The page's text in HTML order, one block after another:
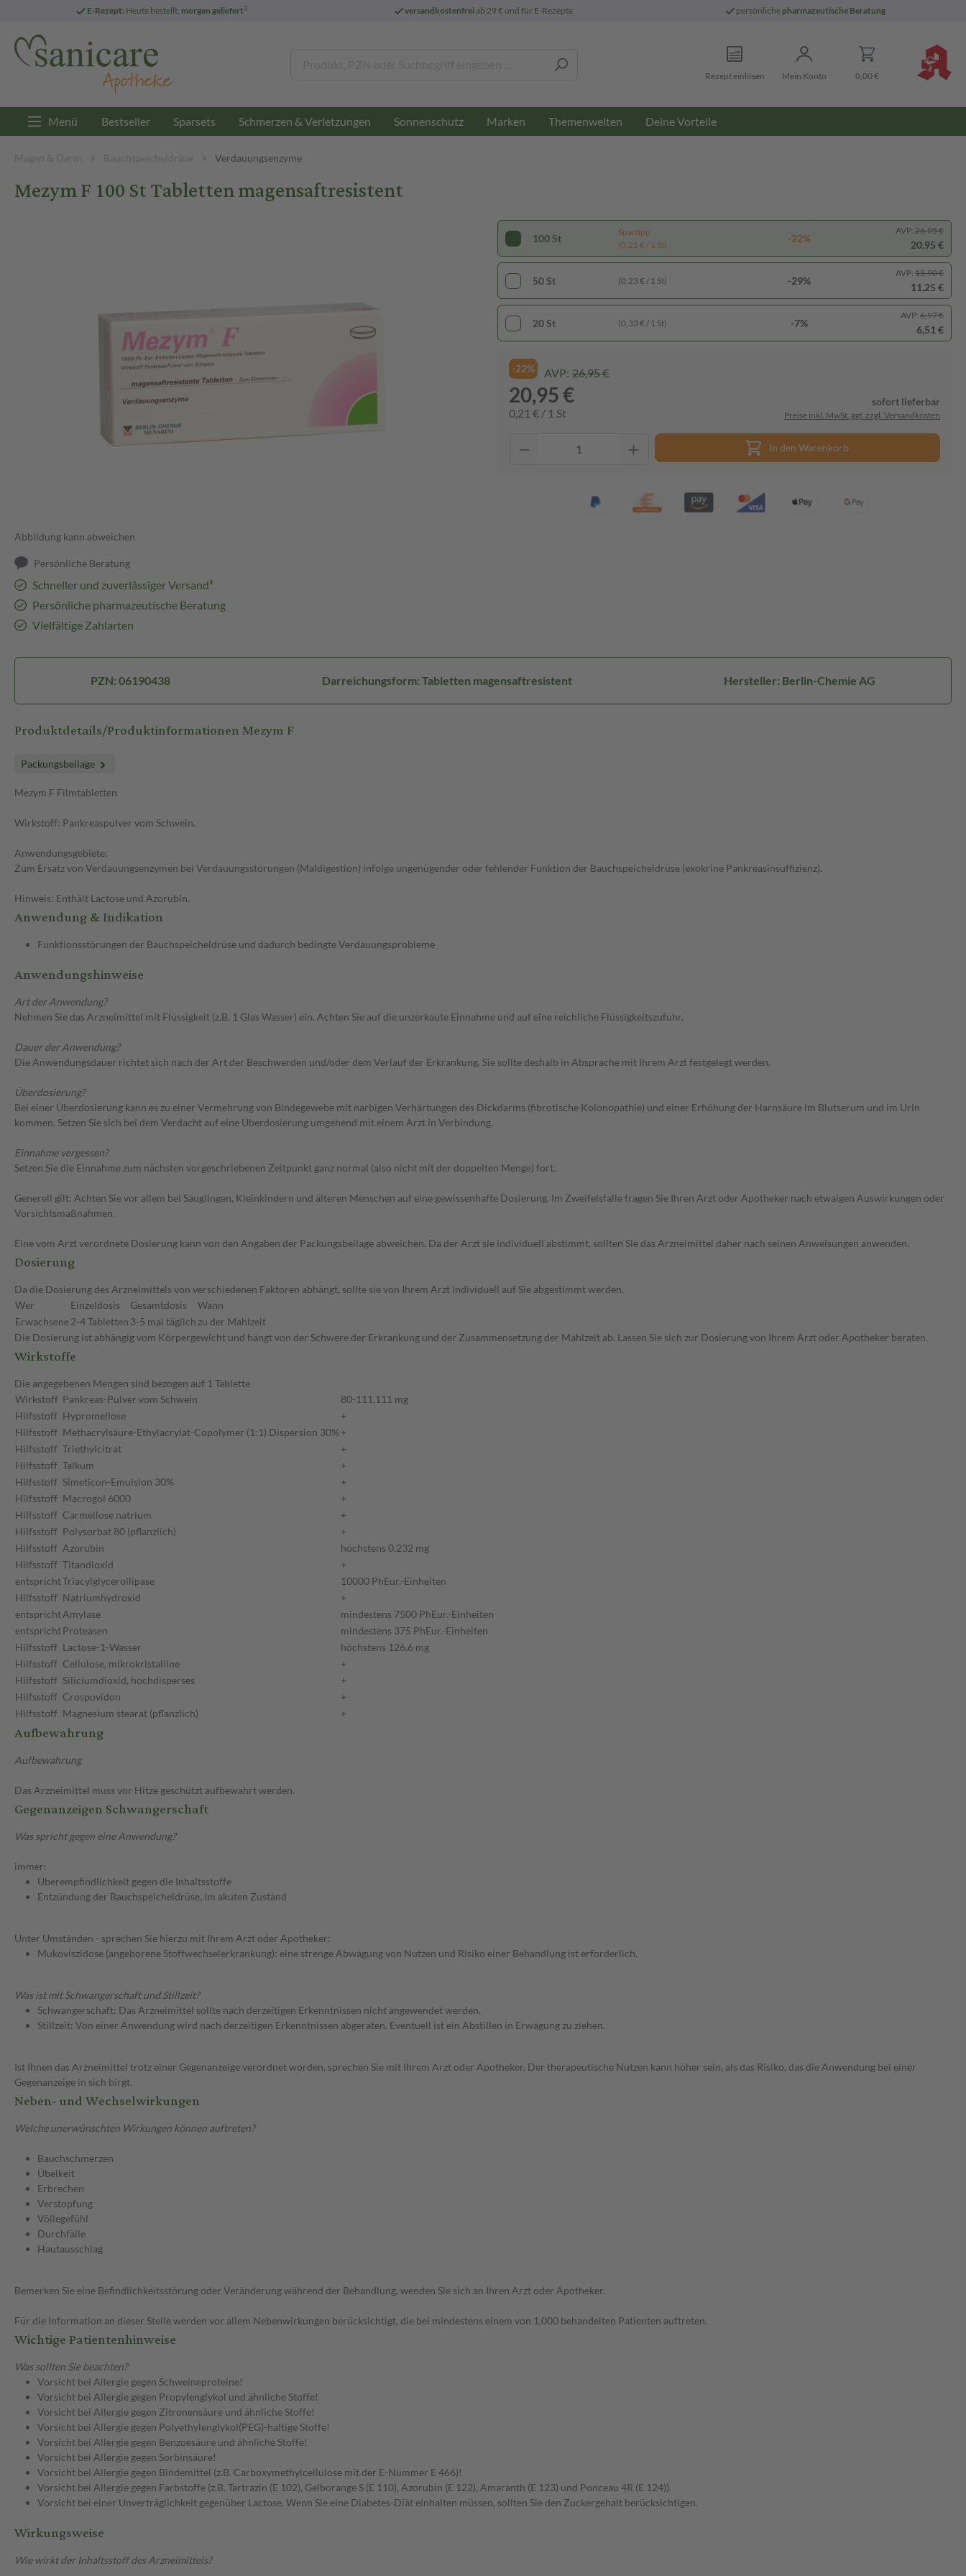
E-Rezept: Heute bestellt, morgen geliefert3 versandkostenfreiab 29 € und für E-Rezepte persönliche pharmazeutische Beratung
Rezept einlösen Mein Konto 0,00 €
Menü Bestseller Sparsets Schmerzen & Verletzungen Sonnenschutz Marken Themenwelten Deine Vorteile
Magen & Darm Bauchspeicheldrüse Verdauungsenzyme
Mezym F 100 St Tabletten magensaftresistent
Abbildung kann abweichen
Persönliche Beratung
Schneller und zuverlässiger Versand³
Persönliche pharmazeutische Beratung
Vielfältige Zahlarten
100 St
Spartipp
(0,21 € / 1 St)
-22%
AVP: 26,95 €
20,95 €
50 St (0,23 € / 1 St) -29%
AVP: 15,90 €
11,25 €
20 St (0,33 € / 1 St) -7%
AVP: 6,97 €
6,51 €
-22% AVP: 26,95 €
20,95 €
0,21 € / 1 St
sofort lieferbar
Preise inkl. MwSt. ggf. zzgl. Versandkosten
In den Warenkorb
PZN: 06190438 Darreichungsform: Tabletten magensaftresistent Hersteller: Berlin-Chemie AG
Produktdetails/Produktinformationen Mezym F
Packungsbeilage
Mezym F Filmtabletten
Wirkstoff: Pankreaspulver vom Schwein.
Anwendungsgebiete:
Zum Ersatz von Verdauungsenzymen bei Verdauungsstörungen (Maldigestion) infolge ungenügender oder fehlender Funktion der Bauchspeicheldrüse (exokrine Pankreasinsuffizienz).
Hinweis: Enthält Lactose und Azorubin.
Anwendung & Indikation
Funktionsstörungen der Bauchspeicheldrüse und dadurch bedingte Verdauungsprobleme
Anwendungshinweise
Art der Anwendung?
Nehmen Sie das Arzneimittel mit Flüssigkeit (z.B. 1 Glas Wasser) ein. Achten Sie auf die unzerkaute Einnahme und auf eine reichliche Flüssigkeitszufuhr.
Dauer der Anwendung?
Die Anwendungsdauer richtet sich nach der Art der Beschwerden und/oder dem Verlauf der Erkrankung. Sie sollte deshalb in Absprache mit Ihrem Arzt festgelegt werden.
Überdosierung?
Bei einer Überdosierung kann es zu einer Vermehrung von Bindegewebe mit narbigen Verhärtungen des Dickdarms (fibrotische Kolonopathie) und einer Erhöhung der Harnsäure im Blutserum und im Urin
kommen. Setzen Sie sich bei dem Verdacht auf eine Überdosierung umgehend mit einem Arzt in Verbindung.
Einnahme vergessen?
Setzen Sie die Einnahme zum nächsten vorgeschriebenen Zeitpunkt ganz normal (also nicht mit der doppelten Menge) fort.
Generell gilt: Achten Sie vor allem bei Säuglingen, Kleinkindern und älteren Menschen auf eine gewissenhafte Dosierung. Im Zweifelsfalle fragen Sie Ihren Arzt oder Apotheker nach etwaigen Auswirkungen oder
Vorsichtsmaßnahmen.
Eine vom Arzt verordnete Dosierung kann von den Angaben der Packungsbeilage abweichen. Da der Arzt sie individuell abstimmt, sollten Sie das Arzneimittel daher nach seinen Anweisungen anwenden.
Dosierung
Da die Dosierung des Arzneimittels von verschiedenen Faktoren abhängt, sollte sie von Ihrem Arzt individuell auf Sie abgestimmt werden.
Wer
Einzeldosis Gesamtdosis
Wann
Erwachsene2-4 Tabletten 3-5 mal täglich zu der Mahlzeit
Die Dosierung ist abhängig vom Körpergewicht und hängt von der Schwere der Erkrankung und der Zusammensetzung der Mahlzeit ab. Lassen Sie sich zur Dosierung von Ihrem Arzt oder Apotheker beraten.
Wirkstoffe
Die angegebenen Mengen sind bezogen auf 1 Tablette
Wirkstoff Pankreas-Pulver vom Schwein
80-111,111 mg
Hilfsstoff Hypromellose
+
Hilfsstoff Methacrylsäure-Ethylacrylat-Copolymer (1:1) Dispersion 30%+
Hilfsstoff Triethylcitrat
+
Hilfsstoff Talkum
+
Hilfsstoff Simeticon-Emulsion 30%
+
Hilfsstoff Macrogol 6000
+
Hilfsstoff Carmellose natrium
+
Hilfsstoff Polysorbat 80 (pflanzlich)
+
Hilfsstoff Azorubin
höchstens 0,232 mg
Hilfsstoff Titandioxid
+
entsprichtTriacylglycerollipase
10000 PhEur.-Einheiten
Hilfsstoff Natriumhydroxid
+
entsprichtAmylase
mindestens 7500 PhEur.-Einheiten
entsprichtProteasen
mindestens 375 PhEur.-Einheiten
Hilfsstoff Lactose-1-Wasser
höchstens 126,6 mg
Hilfsstoff Cellulose, mikrokristalline
+
Hilfsstoff Siliciumdioxid, hochdisperses
+
Hilfsstoff Crospovidon
+
Hilfsstoff Magnesium stearat (pflanzlich) +
Aufbewahrung
Aufbewahrung
Das Arzneimittel muss vor Hitze geschützt aufbewahrt werden.
Gegenanzeigen Schwangerschaft
Was spricht gegen eine Anwendung?
immer:
Überempfindlichkeit gegen die Inhaltsstoffe
Entzündung der Bauchspeicheldrüse, im akuten Zustand
Unter Umständen - sprechen Sie hierzu mit Ihrem Arzt oder Apotheker:
Mukoviszidose (angeborene Stoffwechselerkrankung): eine strenge Abwägung von Nutzen und Risiko einer Behandlung ist erforderlich.
Was ist mit Schwangerschaft und Stillzeit?
Schwangerschaft: Das Arzneimittel sollte nach derzeitigen Erkenntnissen nicht angewendet werden.
Stillzeit: Von einer Anwendung wird nach derzeitigen Erkenntnissen abgeraten. Eventuell ist ein Abstillen in Erwägung zu ziehen.
Ist Ihnen das Arzneimittel trotz einer Gegenanzeige verordnet worden, sprechen Sie mit Ihrem Arzt oder Apotheker. Der therapeutische Nutzen kann höher sein, als das Risiko, das die Anwendung bei einer
Gegenanzeige in sich birgt.
Neben- und Wechselwirkungen
Welche unerwünschten Wirkungen können auftreten?
Bauchschmerzen
Übelkeit
Erbrechen
Verstopfung
Völlegefühl
Durchfälle
Hautausschlag
Bemerken Sie eine Befindlichkeitsstörung oder Veränderung während der Behandlung, wenden Sie sich an Ihren Arzt oder Apotheker.
Für die Information an dieser Stelle werden vor allem Nebenwirkungen berücksichtigt, die bei mindestens einem von 1.000 behandelten Patienten auftreten.
Wichtige Patientenhinweise
Was sollten Sie beachten?
Vorsicht bei Allergie gegen Schweineproteine!
Vorsicht bei Allergie gegen Propylenglykol und ähnliche Stoffe!
Vorsicht bei Allergie gegen Zitronensäure und ähnliche Stoffe!
Vorsicht bei Allergie gegen Polyethylenglykol(PEG)-haltige Stoffe!
Vorsicht bei Allergie gegen Benzoesäure und ähnliche Stoffe!
Vorsicht bei Allergie gegen Sorbinsäure!
Vorsicht bei Allergie gegen Bindemittel (z.B. Carboxymethylcellulose mit der E-Nummer E 466)!
Vorsicht bei Allergie gegen Farbstoffe (z.B. Tartrazin (E 102), Gelborange S (E 110), Azorubin (E 122), Amaranth (E 123) und Ponceau 4R (E 124)).
Vorsicht bei einer Unverträglichkeit gegenüber Lactose. Wenn Sie eine Diabetes-Diät einhalten müssen, sollten Sie den Zuckergehalt berücksichtigen.
Wirkungsweise
Wie wirkt der Inhaltsstoff des Arzneimittels?